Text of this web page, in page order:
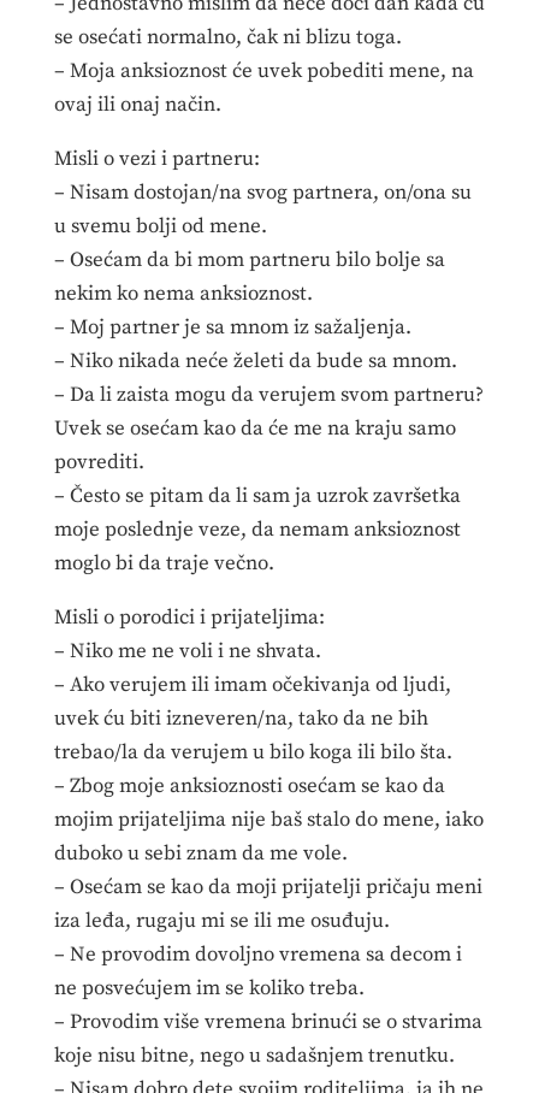
se osećati normalno, čak ni blizu toga.
– Moja anksioznost će uvek pobediti mene, na
ovaj ili onaj način.
Misli o vezi i partneru:
– Nisam dostojan/na svog partnera, on/ona su
u svemu bolji od mene.
– Osećam da bi mom partneru bilo bolje sa
nekim ko nema anksioznost.
– Moj partner je sa mnom iz sažaljenja.
– Niko nikada neće želeti da bude sa mnom.
– Da li zaista mogu da verujem svom partneru?
Uvek se osećam kao da će me na kraju samo
povrediti.
– Često se pitam da li sam ja uzrok završetka
moje poslednje veze, da nemam anksioznost
moglo bi da traje večno.
Misli o porodici i prijateljima:
– Niko me ne voli i ne shvata.
– Ako verujem ili imam očekivanja od ljudi,
uvek ću biti izneveren/na, tako da ne bih
trebao/la da verujem u bilo koga ili bilo šta.
– Zbog moje anksioznosti osećam se kao da
mojim prijateljima nije baš stalo do mene, iako
duboko u sebi znam da me vole.
– Osećam se kao da moji prijatelji pričaju meni
iza leđa, rugaju mi se ili me osuđuju.
– Ne provodim dovoljno vremena sa decom i
ne posvećujem im se koliko treba.
– Provodim više vremena brinući se o stvarima
koje nisu bitne, nego u sadašnjem trenutku.